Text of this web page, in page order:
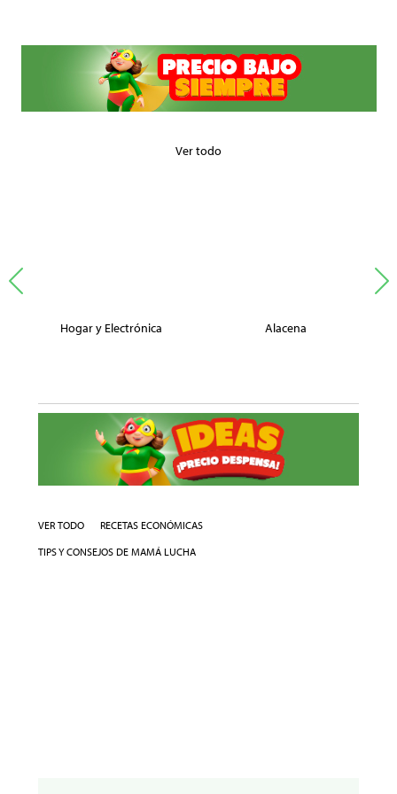
Ver todo
Hogar y Electrónica Alacena
VER TODO
RECETAS ECONÓMICAS
TIPS Y CONSEJOS DE MAMÁ LUCHA